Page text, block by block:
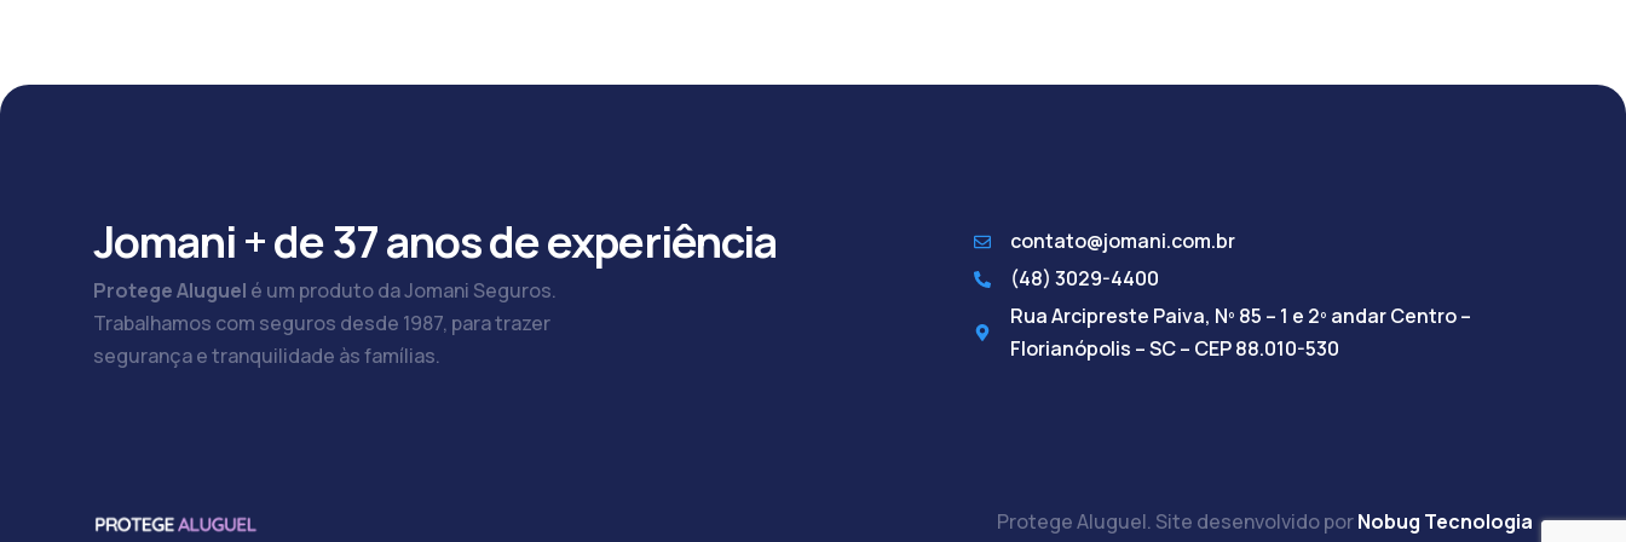
Jomani + de 37 anos de experiência
Protege Aluguel é um produto da Jomani Seguros.
Trabalhamos com seguros desde 1987, para trazer
segurança e tranquilidade às famílias.
contato@jomani.com.br
(48) 3029-4400
Rua Arcipreste Paiva, Nº 85 – 1 e 2º andar Centro –
Florianópolis – SC – CEP 88.010-530
Protege Aluguel. Site desenvolvido porNobug Tecnologia